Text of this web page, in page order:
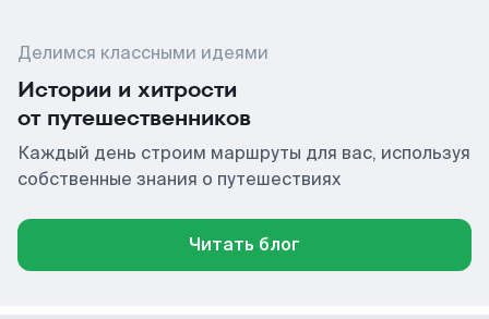
Делимся классными идеями
Истории и хитрости
от путешественников
Каждый день строим маршруты для вас, используя
собственные знания о путешествиях
Читать блог